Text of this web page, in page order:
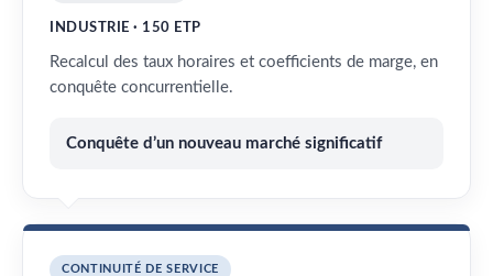
INDUSTRIE · 150 ETP
Recalcul des taux horaires et coefficients de marge, en
conquête concurrentielle.
Conquête d’un nouveau marché significatif
CONTINUITÉ DE SERVICE